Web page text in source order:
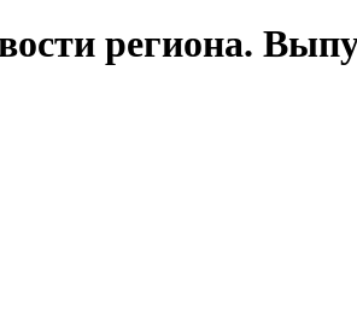
региона.